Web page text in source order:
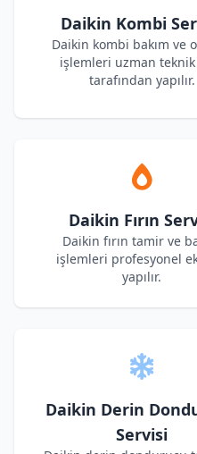
Daikin Kombi
Daikin kombi bakım ve
işlemleri uzman
tarafından yapılır.
Daikin Fırın
Daikin fırın tamir ve
işlemleri profesyonel
yapılır.
Daikin Derin
Servisi